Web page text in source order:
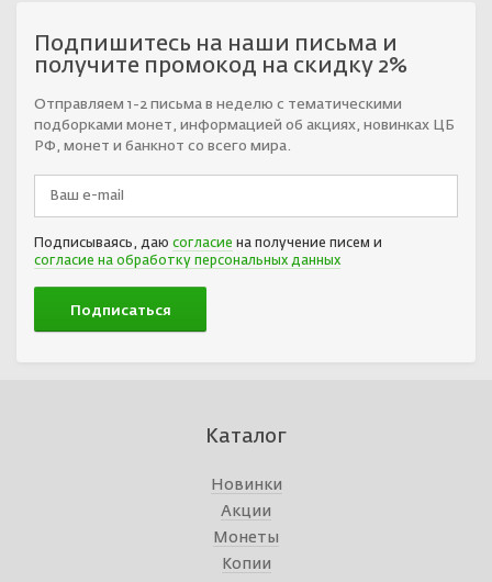
Подпишитесь на наши письма и
получите промокод на скидку 2%
Отправляем 1-2 письма в неделю с тематическими
подборками монет, информацией об акциях, новинках ЦБ
РФ, монет и банкнот со всего мира.
Подписываясь, даю согласие на получение писем и
согласие на обработку персональных данных
Каталог
Новинки
Акции
Монеты
Копии